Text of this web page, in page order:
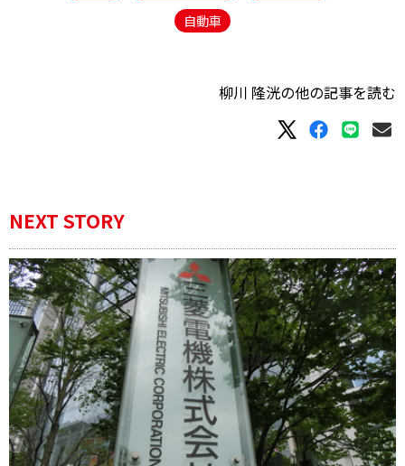
自動車
柳川 隆洸の他の記事を読む
NEXT STORY